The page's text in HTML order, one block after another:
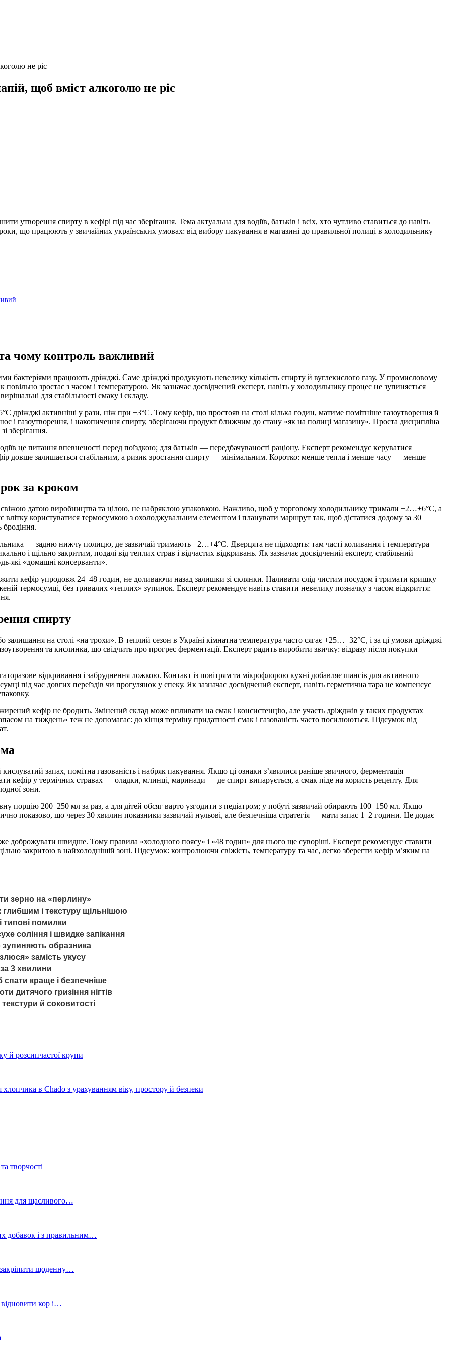
не ріс
щоб вміст алкоголю не ріс
утворення спирту в кефірі під час зберігання. Тема актуальна для водіїв, батьків і всіх, хто чутливо ставиться до навіть
що працюють у звичайних українських умовах: від вибору пакування в магазині до правильної полиці в холодильнику
чому контроль важливий
бактеріями працюють дріжджі. Саме дріжджі продукують невелику кількість спирту й вуглекислого газу. У промисловому
зростає з часом і температурою. Як зазначає досвідчений експерт, навіть у холодильнику процес не зупиняється
для стабільності смаку і складу.
активніші у рази, ніж при +3°C. Тому кефір, що простояв на столі кілька годин, матиме помітніше газоутворення й
і газоутворення, і накопичення спирту, зберігаючи продукт ближчим до стану «як на полиці магазину». Проста дисципліна
зберігання.
це питання впевненості перед поїздкою; для батьків — передбачуваності раціону. Експерт рекомендує керуватися
довше залишається стабільним, а ризик зростання спирту — мінімальним. Коротко: менше тепла і менше часу — менше
за кроком
свіжою датою виробництва та цілою, не набряклою упаковкою. Важливо, щоб у торговому холодильнику тримали +2…+6°C, а
користуватися термосумкою з охолоджувальним елементом і планувати маршрут так, щоб дістатися додому за 30
— задню нижчу полицю, де зазвичай тримають +2…+4°C. Дверцята не підходять: там часті коливання і температура
і щільно закритим, подалі від теплих страв і відчастих відкривань. Як зазначає досвідчений експерт, стабільний
які «домашні консерванти».
кефір упродовж 24–48 годин, не доливаючи назад залишки зі склянки. Наливати слід чистим посудом і тримати кришку
термосумці, без тривалих «теплих» зупинок. Експерт рекомендує навіть ставити невелику позначку з часом відкриття:
спирту
на столі «на трохи». В теплий сезон в Україні кімнатна температура часто сягає +25…+32°C, і за ці умови дріжджі
та кислинка, що свідчить про прогрес ферментації. Експерт радить виробити звичку: відразу після покупки —
відкривання і забруднення ложкою. Контакт із повітрям та мікрофлорою кухні добавляє шансів для активного
під час довгих переїздів чи прогулянок у спеку. Як зазначає досвідчений експерт, навіть герметична тара не компенсує
кефір не бродить. Змінений склад може впливати на смак і консистенцію, але участь дріжджів у таких продуктах
на тиждень» теж не допомагає: до кінця терміну придатності смак і газованість часто посилюються. Підсумок від
запах, помітна газованість і набряк пакування. Якщо ці ознаки з’явилися раніше звичного, ферментація
кефір у термічних стравах — оладки, млинці, маринади — де спирт випарується, а смак піде на користь рецепту. Для
зони.
порцію 200–250 мл за раз, а для дітей обсяг варто узгодити з педіатром; у побуті зазвичай обирають 100–150 мл. Якщо
показово, що через 30 хвилин показники зазвичай нульові, але безпечніша стратегія — мати запас 1–2 години. Це додає
доброжувати швидше. Тому правила «холодного поясу» і «48 годин» для нього ще суворіші. Експерт рекомендує ставити
закритою в найхолоднішій зоні. Підсумок: контролюючи свіжість, температуру та час, легко зберегти кефір м’яким на
зерно на «перлину»
і текстуру щільнішою
помилки
соління і швидке запікання
образника
замість укусу
3 хвилини
краще і безпечніше
дитячого гризіння нігтів
й соковитості
й розсипчастої крупи
в Chado з урахуванням віку, простору й безпеки
творчості
для щасливого…
добавок і з правильним…
закріпити щоденну…
відновити кор і…